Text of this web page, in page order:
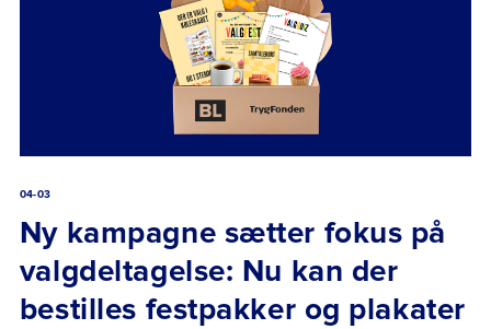
04-03
Ny kampagne sætter fokus på
valgdeltagelse: Nu kan der
bestilles festpakker og plakater